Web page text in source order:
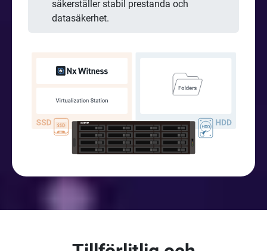
säkerställer stabil prestanda och
datasäkerhet.